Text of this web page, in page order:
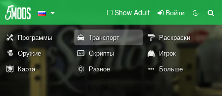
Show Adult Войти
Программы Транспорт
Раскраски
Оружие
Скрипты
Игрок
Карта
Разное Больше